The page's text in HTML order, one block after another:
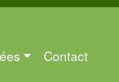
Contact